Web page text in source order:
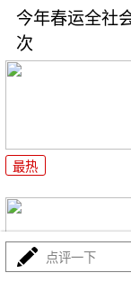
今年春运全社
次
最热
点评一下